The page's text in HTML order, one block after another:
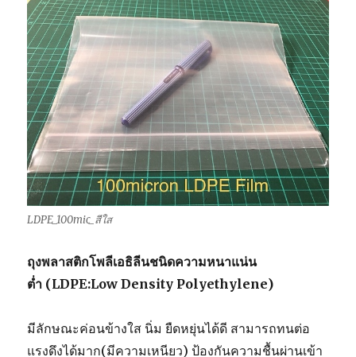
LDPE_100mic_สีใส
ถุงพลาสติกโพลีเอธิลีนชนิดความหนาแน่น
ต่ำ (LDPE:Low Density Polyethylene)
มีลักษณะค่อนข้างใส นิ่ม ยืดหยุ่นได้ดี สามารถทนต่อ
แรงดึงได้มาก(มีความเหนียว) ป้องกันความชื้นผ่านเข้า